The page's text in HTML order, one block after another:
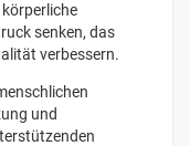
senken, das
verbessern.
und